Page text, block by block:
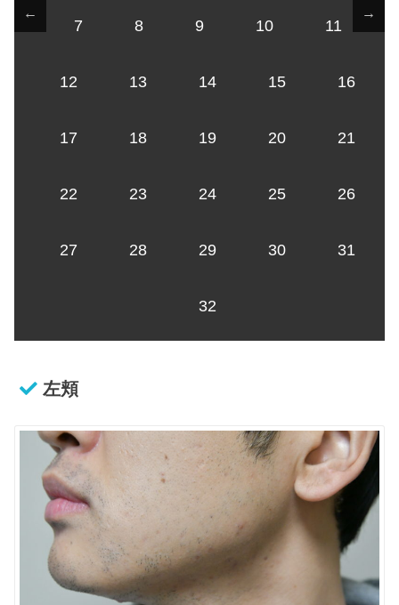
← →
7 8 9 10 11
12 13 14 15 16
17 18 19 20 21
22 23 24 25 26
27 28 29 30 31
32
左頬